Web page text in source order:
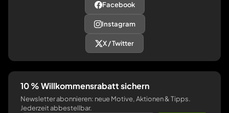
Facebook
Instagram
X / Twitter
10 % Willkommensrabatt sichern
Newsletter abonnieren: neue Motive, Aktionen & Tipps.
Jederzeit abbestellbar.